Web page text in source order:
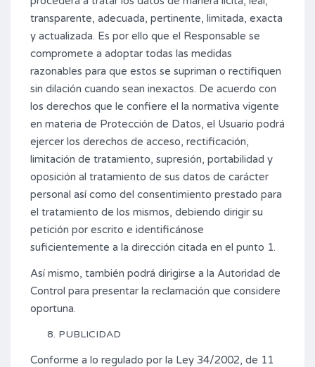
transparente, adecuada, pertinente, limitada, exacta
y actualizada. Es por ello que el Responsable se
compromete a adoptar todas las medidas
razonables para que estos se supriman o rectifiquen
sin dilación cuando sean inexactos. De acuerdo con
los derechos que le confiere el la normativa vigente
en materia de Protección de Datos, el Usuario podrá
ejercer los derechos de acceso, rectificación,
limitación de tratamiento, supresión, portabilidad y
oposición al tratamiento de sus datos de carácter
personal así como del consentimiento prestado para
el tratamiento de los mismos, debiendo dirigir su
petición por escrito e identificánose
suficientemente a la dirección citada en el punto 1.
Así mismo, también podrá dirigirse a la Autoridad de
Control para presentar la reclamación que considere
oportuna.
PUBLICIDAD
Conforme a lo regulado por la Ley 34/2002, de 11